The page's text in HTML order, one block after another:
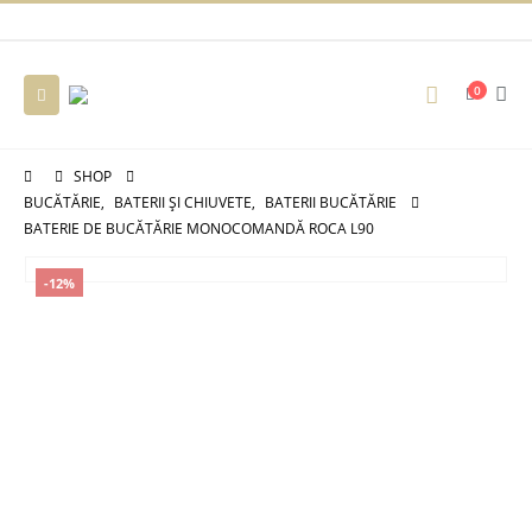
0
SHOP
BUCĂTĂRIE, BATERII ȘI CHIUVETE, BATERII BUCĂTĂRIE
BATERIE DE BUCĂTĂRIE MONOCOMANDĂ ROCA L90
-12%